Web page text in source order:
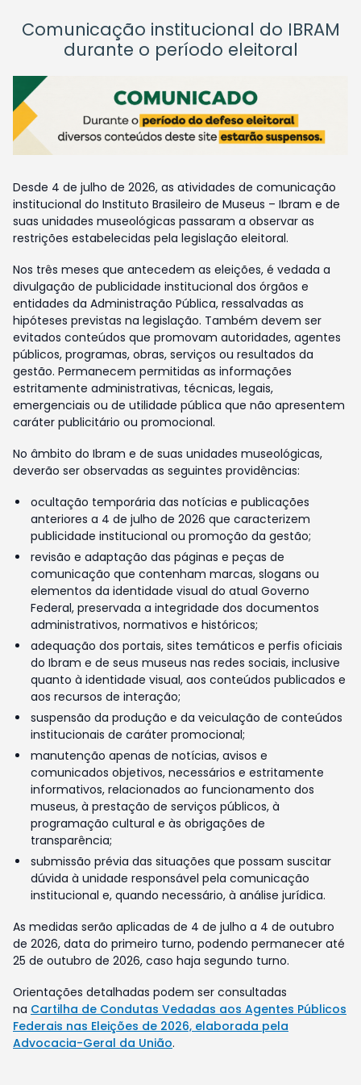
Comunicação institucional do IBRAM
durante o período eleitoral
Desde 4 de julho de 2026, as atividades de comunicação
institucional do Instituto Brasileiro de Museus – Ibram e de
suas unidades museológicas passaram a observar as
restrições estabelecidas pela legislação eleitoral.
Nos três meses que antecedem as eleições, é vedada a
divulgação de publicidade institucional dos órgãos e
entidades da Administração Pública, ressalvadas as
hipóteses previstas na legislação. Também devem ser
evitados conteúdos que promovam autoridades, agentes
públicos, programas, obras, serviços ou resultados da
gestão. Permanecem permitidas as informações
estritamente administrativas, técnicas, legais,
emergenciais ou de utilidade pública que não apresentem
caráter publicitário ou promocional.
No âmbito do Ibram e de suas unidades museológicas,
deverão ser observadas as seguintes providências:
ocultação temporária das notícias e publicações
anteriores a 4 de julho de 2026 que caracterizem
publicidade institucional ou promoção da gestão;
revisão e adaptação das páginas e peças de
comunicação que contenham marcas, slogans ou
elementos da identidade visual do atual Governo
Federal, preservada a integridade dos documentos
administrativos, normativos e históricos;
adequação dos portais, sites temáticos e perfis oficiais
do Ibram e de seus museus nas redes sociais, inclusive
quanto à identidade visual, aos conteúdos publicados e
aos recursos de interação;
suspensão da produção e da veiculação de conteúdos
institucionais de caráter promocional;
manutenção apenas de notícias, avisos e
comunicados objetivos, necessários e estritamente
informativos, relacionados ao funcionamento dos
museus, à prestação de serviços públicos, à
programação cultural e às obrigações de
transparência;
submissão prévia das situações que possam suscitar
dúvida à unidade responsável pela comunicação
institucional e, quando necessário, à análise jurídica.
As medidas serão aplicadas de 4 de julho a 4 de outubro
de 2026, data do primeiro turno, podendo permanecer até
25 de outubro de 2026, caso haja segundo turno.
Orientações detalhadas podem ser consultadas
na Cartilha de Condutas Vedadas aos Agentes Públicos
Federais nas Eleições de 2026, elaborada pela
Advocacia-Geral da União.